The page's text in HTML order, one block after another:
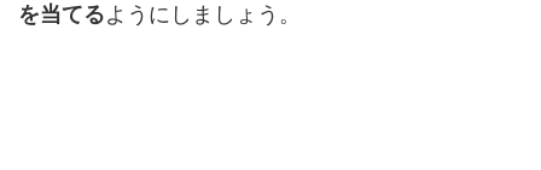
を当てるようにしましょう。